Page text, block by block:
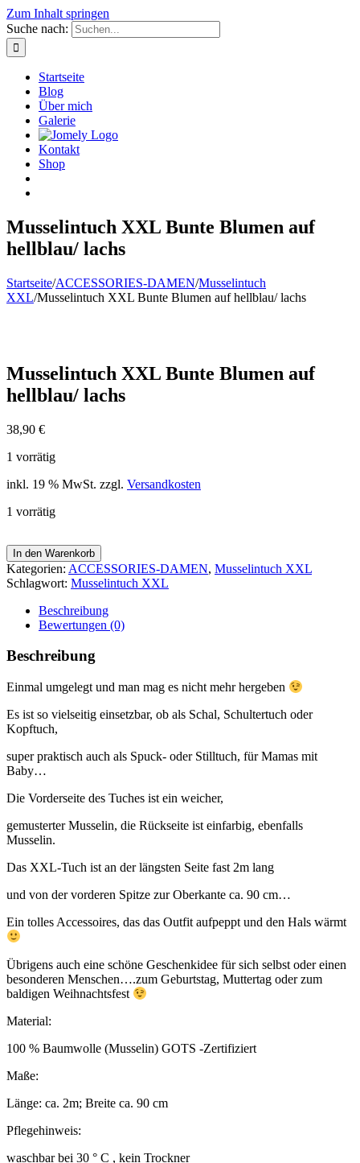
Zum Inhalt springen
Suche nach:
Startseite
Blog
Über mich
Galerie
Kontakt
Shop
Musselintuch XXL Bunte Blumen auf
hellblau/ lachs
Startseite/ACCESSORIES-DAMEN/Musselintuch
XXL/Musselintuch XXL Bunte Blumen auf hellblau/ lachs
Musselintuch XXL Bunte Blumen auf
hellblau/ lachs
38,90 €
1 vorrätig
inkl. 19 % MwSt. zzgl. Versandkosten
1 vorrätig
In den Warenkorb
Kategorien: ACCESSORIES-DAMEN, Musselintuch XXL
Schlagwort: Musselintuch XXL
Beschreibung
Bewertungen (0)
Beschreibung
Einmal umgelegt und man mag es nicht mehr hergeben
Es ist so vielseitig einsetzbar, ob als Schal, Schultertuch oder
Kopftuch,
super praktisch auch als Spuck- oder Stilltuch, für Mamas mit
Baby…
Die Vorderseite des Tuches ist ein weicher,
gemusterter Musselin, die Rückseite ist einfarbig, ebenfalls
Musselin.
Das XXL-Tuch ist an der längsten Seite fast 2m lang
und von der vorderen Spitze zur Oberkante ca. 90 cm…
Ein tolles Accessoires, das das Outfit aufpeppt und den Hals wärmt
Übrigens auch eine schöne Geschenkidee für sich selbst oder einen
besonderen Menschen….zum Geburtstag, Muttertag oder zum
baldigen Weihnachtsfest
Material:
100 % Baumwolle (Musselin) GOTS -Zertifiziert
Maße:
Länge: ca. 2m; Breite ca. 90 cm
Pflegehinweis:
waschbar bei 30 ° C , kein Trockner